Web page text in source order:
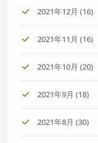
2021年12月 (16)
2021年11月 (16)
2021年10月 (20)
2021年9月 (18)
2021年8月 (30)